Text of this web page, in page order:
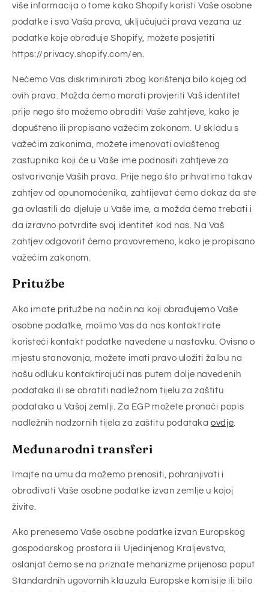
više informacija o tome kako Shopify koristi Vaše osobne
podatke i sva Vaša prava, uključujući prava vezana uz
podatke koje obrađuje Shopify, možete posjetiti
https://privacy.shopify.com/en.
Nećemo Vas diskriminirati zbog korištenja bilo kojeg od
ovih prava. Možda ćemo morati provjeriti Vaš identitet
prije nego što možemo obraditi Vaše zahtjeve, kako je
dopušteno ili propisano važećim zakonom. U skladu s
važećim zakonima, možete imenovati ovlaštenog
zastupnika koji će u Vaše ime podnositi zahtjeve za
ostvarivanje Vaših prava. Prije nego što prihvatimo takav
zahtjev od opunomoćenika, zahtijevat ćemo dokaz da ste
ga ovlastili da djeluje u Vaše ime, a možda ćemo trebati i
da izravno potvrdite svoj identitet kod nas. Na Vaš
zahtjev odgovorit ćemo pravovremeno, kako je propisano
važećim zakonom.
Pritužbe
Ako imate pritužbe na način na koji obrađujemo Vaše
osobne podatke, molimo Vas da nas kontaktirate
koristeći kontakt podatke navedene u nastavku. Ovisno o
mjestu stanovanja, možete imati pravo uložiti žalbu na
našu odluku kontaktirajući nas putem dolje navedenih
podataka ili se obratiti nadležnom tijelu za zaštitu
podataka u Vašoj zemlji. Za EGP možete pronaći popis
nadležnih nadzornih tijela za zaštitu podatakaovdje.
Međunarodni transferi
Imajte na umu da možemo prenositi, pohranjivati i
obrađivati Vaše osobne podatke izvan zemlje u kojoj
živite.
Ako prenesemo Vaše osobne podatke izvan Europskog
gospodarskog prostora ili Ujedinjenog Kraljevstva,
oslanjat ćemo se na priznate mehanizme prijenosa poput
Standardnih ugovornih klauzula Europske komisije ili bilo